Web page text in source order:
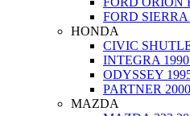
FORD SIERRA
HONDA
CIVIC
INTEGRA
ODYSSEY
PARTNER
MAZDA